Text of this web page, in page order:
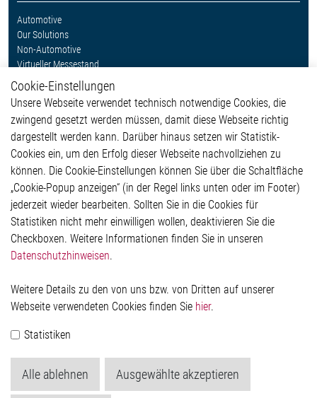
Automotive
Our Solutions
Non-Automotive
Virtueller Messestand
Weitere Links
Glossar
Kontakt
Hinweisgeberschutzsystem
Impressum
Datenschutzerklärung
Cookie-Popup anzeigen
Elmos Semiconductor SE
Werkstättenstraße 18
Telefon: +49 (0) 2171 / 40 183-0
Handelsregister:
Köln HRB 123561
Cookie-Einstellungen
Unsere Webseite verwendet technisch notwendige Cookies, die
zwingend gesetzt werden müssen, damit diese Webseite richtig
dargestellt werden kann. Darüber hinaus setzen wir Statistik-
Cookies ein, um den Erfolg dieser Webseite nachvollziehen zu
können. Die Cookie-Einstellungen können Sie über die Schaltfläche
„Cookie-Popup anzeigen“ (in der Regel links unten oder im Footer)
jederzeit wieder bearbeiten. Sollten Sie in die Cookies für
Statistiken nicht mehr einwilligen wollen, deaktivieren Sie die
Checkboxen. Weitere Informationen finden Sie in unseren
Datenschutzhinweisen.
Weitere Details zu den von uns bzw. von Dritten auf unserer
Webseite verwendeten Cookies finden Sie hier.
Statistiken
Alle ablehnen Ausgewählte akzeptieren